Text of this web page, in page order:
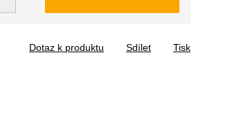
Tisk
Dotaz k produktu Sdílet